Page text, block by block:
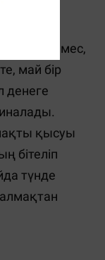
ғана емес,
май бір
денеге
қысуы
бітеліп
түнде